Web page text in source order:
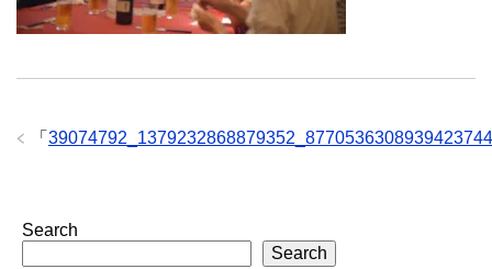
「
Search
Search